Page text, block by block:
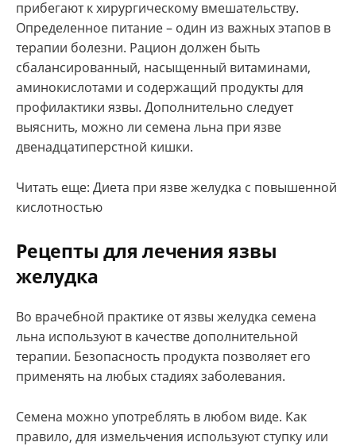
прибегают к хирургическому вмешательству.
Определенное питание – один из важных этапов в
терапии болезни. Рацион должен быть
сбалансированный, насыщенный витаминами,
аминокислотами и содержащий продукты для
профилактики язвы. Дополнительно следует
выяснить, можно ли семена льна при язве
двенадцатиперстной кишки.
Читать еще: Диета при язве желудка с повышенной
кислотностью
Рецепты для лечения язвы
желудка
Во врачебной практике от язвы желудка семена
льна используют в качестве дополнительной
терапии. Безопасность продукта позволяет его
применять на любых стадиях заболевания.
Семена можно употреблять в любом виде. Как
правило, для измельчения используют ступку или